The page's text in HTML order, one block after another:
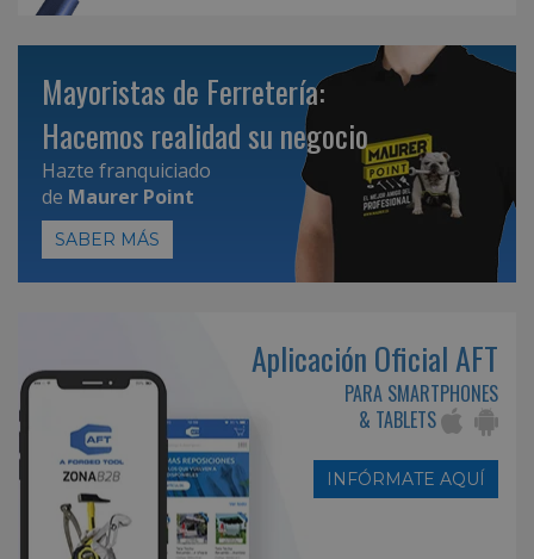
Mayoristas de Ferretería:
Hacemos realidad su negocio
Hazte franquiciado
de Maurer Point
SABER MÁS
Aplicación Oficial AFT
PARA SMARTPHONES
& TABLETS
INFÓRMATE AQUÍ